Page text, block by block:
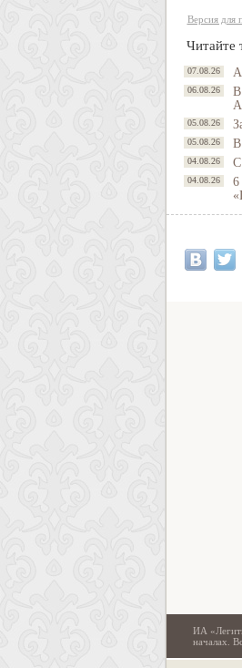
Версия для
Читайте
07.08.26
06.08.26
В
05.08.26
05.08.26 В
04.08.26 С
04.08.26
6
ИА
началах.